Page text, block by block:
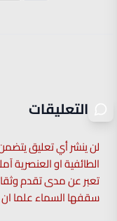
التعليقات
لن ينشر أي تعليق
الطائفية او العنصرية
تعبر عن مدى تقدم
سقفها السماء علما ان